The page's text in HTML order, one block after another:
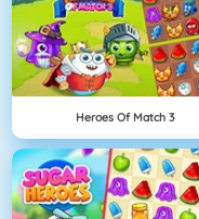
Heroes Of Match 3